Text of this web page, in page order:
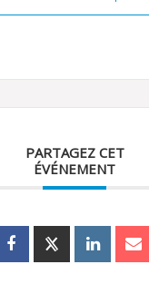
PARTAGEZ CET
ÉVÉNEMENT